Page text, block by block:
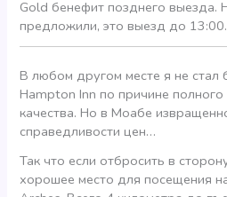
Gold бенефит позднего выезда.
предложили, это выезд до 13:00.
В любом другом месте я не стал
Hampton Inn по причине полного
качества. Но в Моабе
справедливости цен…
Так что если отбросить в
хорошее место для посещения